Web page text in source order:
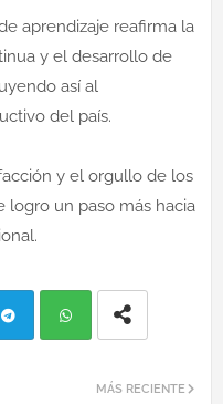
aprendizaje reafirma la
y el desarrollo de
así al
del país.
y el orgullo de los
logro un paso más hacia
MÁS RECIENTE